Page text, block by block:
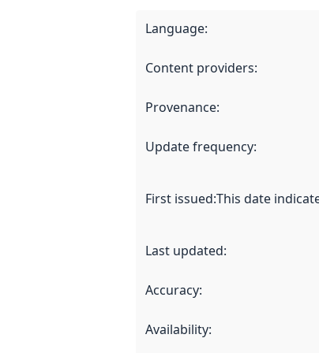
Language:
Content providers:
Provenance:
Update frequency:
First issued:This date
Last updated:
Accuracy:
Availability: